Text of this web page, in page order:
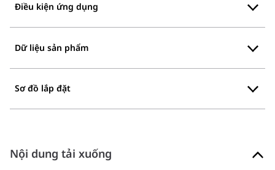
Điều kiện ứng dụng
Dữ liệu sản phẩm
Sơ đồ lắp đặt
Nội dung tải xuống